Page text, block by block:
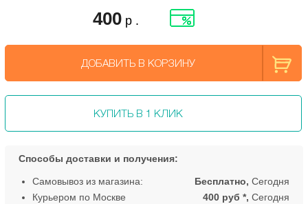
400 р .
ДОБАВИТЬ В КОРЗИНУ
КУПИТЬ В 1 КЛИК
Способы доставки и получения:
Самовывоз из магазина: Бесплатно, Сегодня
Курьером по Москве
400 руб *, Сегодня